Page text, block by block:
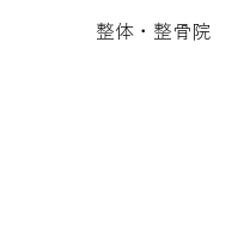
整体・整骨院